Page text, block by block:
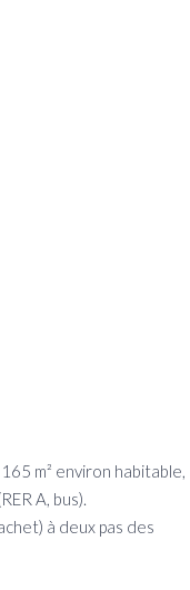
m² environ habitable,
A, bus).
à deux pas des